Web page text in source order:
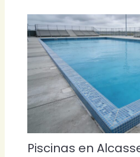
Piscinas en